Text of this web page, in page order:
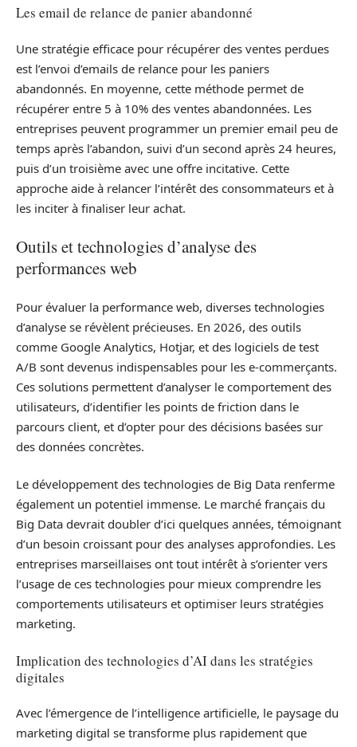
Les email de relance de panier abandonné
Une stratégie efficace pour récupérer des ventes perdues
est l’envoi d’emails de relance pour les paniers
abandonnés. En moyenne, cette méthode permet de
récupérer entre 5 à 10% des ventes abandonnées. Les
entreprises peuvent programmer un premier email peu de
temps après l’abandon, suivi d’un second après 24 heures,
puis d’un troisième avec une offre incitative. Cette
approche aide à relancer l’intérêt des consommateurs et à
les inciter à finaliser leur achat.
Outils et technologies d’analyse des
performances web
Pour évaluer la performance web, diverses technologies
d’analyse se révèlent précieuses. En 2026, des outils
comme Google Analytics, Hotjar, et des logiciels de test
A/B sont devenus indispensables pour les e-commerçants.
Ces solutions permettent d’analyser le comportement des
utilisateurs, d’identifier les points de friction dans le
parcours client, et d’opter pour des décisions basées sur
des données concrètes.
Le développement des technologies de Big Data renferme
également un potentiel immense. Le marché français du
Big Data devrait doubler d’ici quelques années, témoignant
d’un besoin croissant pour des analyses approfondies. Les
entreprises marseillaises ont tout intérêt à s’orienter vers
l’usage de ces technologies pour mieux comprendre les
comportements utilisateurs et optimiser leurs stratégies
marketing.
Implication des technologies d’AI dans les stratégies
digitales
Avec l’émergence de l’intelligence artificielle, le paysage du
marketing digital se transforme plus rapidement que